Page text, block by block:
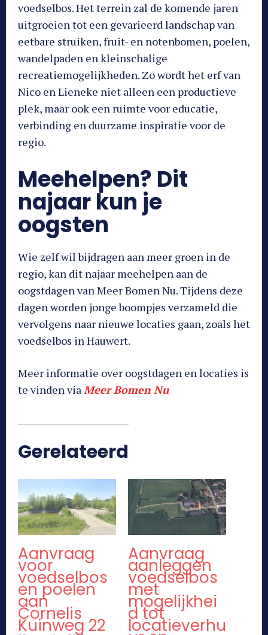
voedselbos. Het terrein zal de komende jaren
uitgroeien tot een gevarieerd landschap van
eetbare struiken, fruit- en notenbomen, poelen,
wandelpaden en kleinschalige
recreatiemogelijkheden. Zo wordt het erf van
Nico en Lieneke niet alleen een productieve
plek, maar ook een ruimte voor educatie,
verbinding en duurzame inspiratie voor de
regio.
Meehelpen? Dit
najaar kun je
oogsten
Wie zelf wil bijdragen aan meer groen in de
regio, kan dit najaar meehelpen aan de
oogstdagen van Meer Bomen Nu. Tijdens deze
dagen worden jonge boompjes verzameld die
vervolgens naar nieuwe locaties gaan, zoals het
voedselbos in Hauwert.
Meer informatie over oogstdagen en locaties is
te vinden viaMeer Bomen Nu
Gerelateerd
Aanvraag
voor
voedselbos
en poelen
aan
Cornelis
Kuinweg 22
Aanvraag
aanleggen
voedselbos
met
mogelijkhei
d tot
locatieverhu